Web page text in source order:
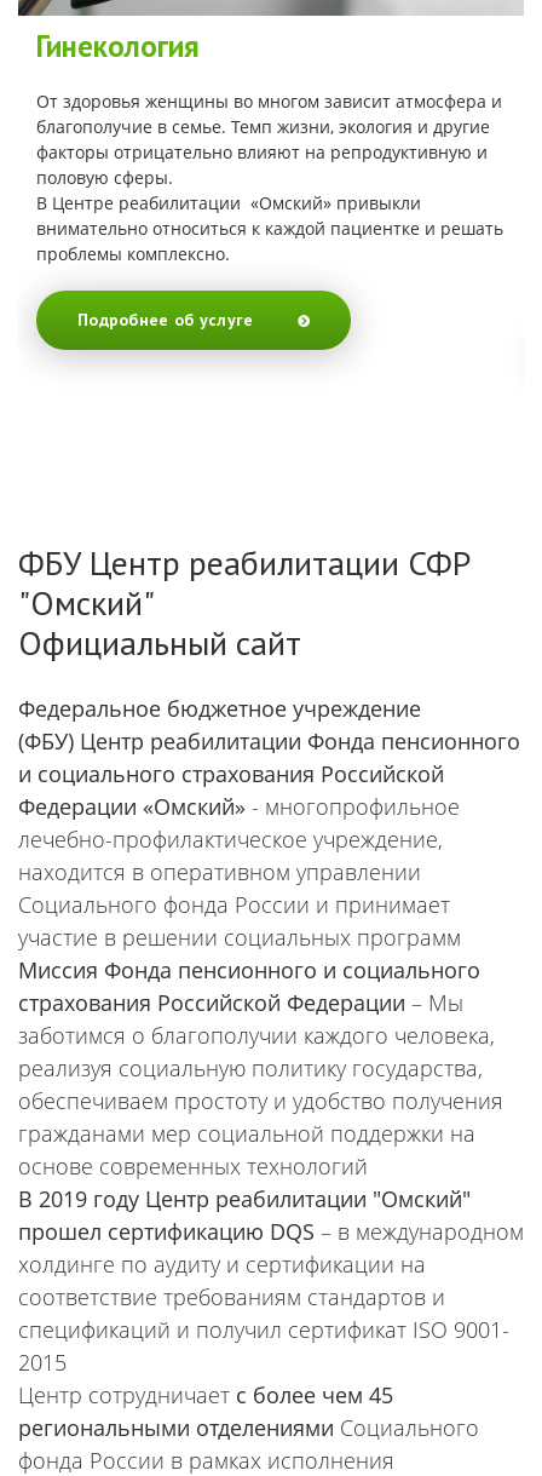
Гинекология
От здоровья женщины во многом зависит атмосфера и
благополучие в семье. Темп жизни, экология и другие
факторы отрицательно влияют на репродуктивную и
половую сферы.
В Центре реабилитации «Омский» привыкли
внимательно относиться к каждой пациентке и решать
проблемы комплексно.
Подробнее об услуге
ФБУ Центр реабилитации СФР
"Омский"
Официальный сайт
Федеральное бюджетное учреждение
(ФБУ) Центр реабилитации Фонда пенсионного
и социального страхования Российской
Федерации «Омский» - многопрофильное
лечебно-профилактическое учреждение,
находится в оперативном управлении
Социального фонда России и принимает
участие в решении социальных программ
Миссия Фонда пенсионного и социального
страхования Российской Федерации – Мы
заботимся о благополучии каждого человека,
реализуя социальную политику государства,
обеспечиваем простоту и удобство получения
гражданами мер социальной поддержки на
основе современных технологий
В 2019 году Центр реабилитации "Омский"
прошел сертификацию DQS – в международном
холдинге по аудиту и сертификации на
соответствие требованиям стандартов и
спецификаций и получил сертификат ISO 9001-
2015
Центр сотрудничает с более чем 45
региональными отделениями Социального
фонда России в рамках исполнения